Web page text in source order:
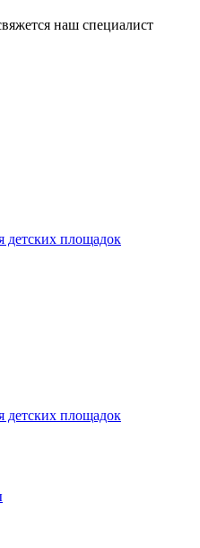
наш специалист
площадок
площадок